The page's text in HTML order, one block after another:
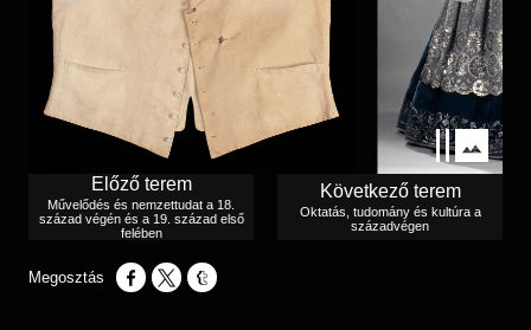
Opens in a new window
Opens in a new window
Opens in a new window
Előző terem
Művelődés és nemzettudat a 18.
század végén és a 19. század első
felében
Következő terem
Oktatás, tudomány és kultúra a
századvégen